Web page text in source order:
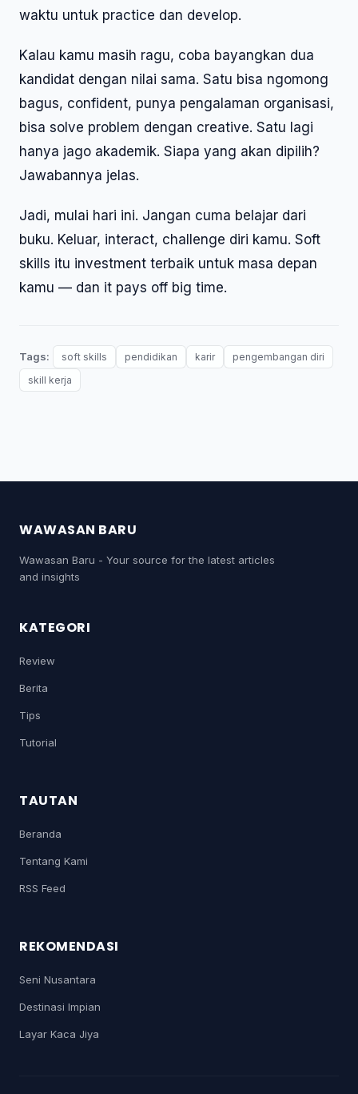
waktu untuk practice dan develop.
Kalau kamu masih ragu, coba bayangkan dua
kandidat dengan nilai sama. Satu bisa ngomong
bagus, confident, punya pengalaman organisasi,
bisa solve problem dengan creative. Satu lagi
hanya jago akademik. Siapa yang akan dipilih?
Jawabannya jelas.
Jadi, mulai hari ini. Jangan cuma belajar dari
buku. Keluar, interact, challenge diri kamu. Soft
skills itu investment terbaik untuk masa depan
kamu — dan it pays off big time.
Tags: soft skills pendidikan karir
pengembangan diri
skill kerja
WAWASAN BARU
Wawasan Baru - Your source for the latest articles
and insights
KATEGORI
Review
Berita
Tips
Tutorial
TAUTAN
Beranda
Tentang Kami
RSS Feed
REKOMENDASI
Seni Nusantara
Destinasi Impian
Layar Kaca Jiya